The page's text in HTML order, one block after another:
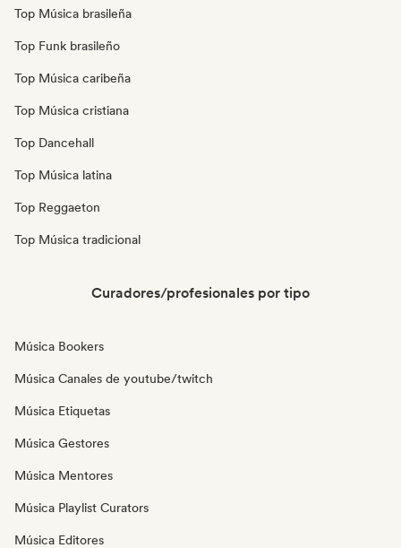
Top Música brasileña
Top Funk brasileño
Top Música caribeña
Top Música cristiana
Top Dancehall
Top Música latina
Top Reggaeton
Top Música tradicional
Curadores/profesionales por tipo
Música Bookers
Música Canales de youtube/twitch
Música Etiquetas
Música Gestores
Música Mentores
Música Playlist Curators
Música Editores